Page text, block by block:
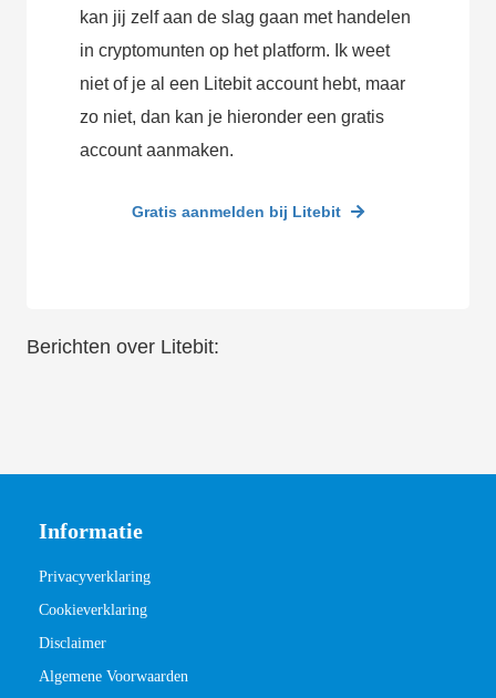
kan jij zelf aan de slag gaan met handelen
in cryptomunten op het platform. Ik weet
niet of je al een Litebit account hebt, maar
zo niet, dan kan je hieronder een gratis
account aanmaken.
Gratis aanmelden bij Litebit
Berichten over Litebit:
Informatie
Privacyverklaring
Cookieverklaring
Disclaimer
Algemene Voorwaarden